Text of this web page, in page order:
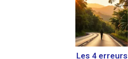
Les 4 erreurs